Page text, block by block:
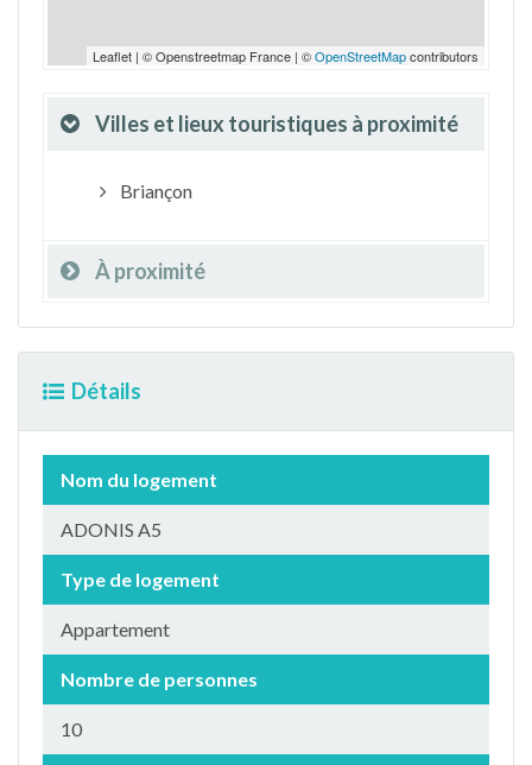
Leaflet | © Openstreetmap France | ©OpenStreetMapcontributors
Villes et lieux touristiques à proximité
Briançon
À proximité
Détails
Nom du logement
ADONIS A5
Type de logement
Appartement
Nombre de personnes
10